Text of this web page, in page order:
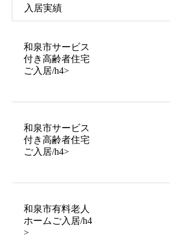
入居実績
和泉市サービス
付き高齢者住宅
ご入居/h4>
和泉市サービス
付き高齢者住宅
ご入居/h4>
和泉市有料老人
ホームご入居/h4
>